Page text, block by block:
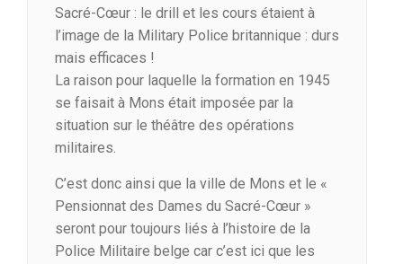
Sacré-Cœur : le drill et les cours étaient à
l’image de la Military Police britannique : durs
mais efficaces !
La raison pour laquelle la formation en 1945
se faisait à Mons était imposée par la
situation sur le théâtre des opérations
militaires.
C’est donc ainsi que la ville de Mons et le «
Pensionnat des Dames du Sacré-Cœur »
seront pour toujours liés à l’histoire de la
Police Militaire belge car c’est ici que les